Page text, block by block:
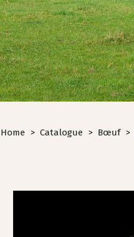
Home > Catalogue > Bœuf >